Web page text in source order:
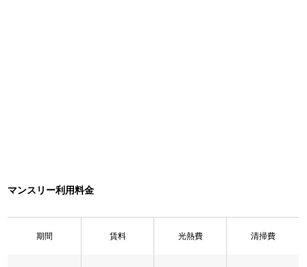
マンスリー利用料金
期間 賃料 光熱費 清掃費